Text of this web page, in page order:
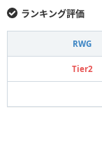
ランキング評価
RWG
Tier2